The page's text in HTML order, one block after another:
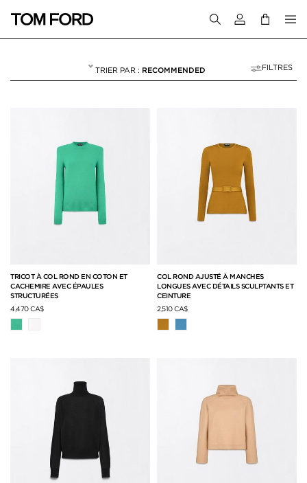
Connectez-
RECOMMENDED FILTRES
TRICOT À COL ROND EN COTON ET
CACHEMIRE AVEC ÉPAULES
STRUCTURÉES
4,470 CA$
COL ROND AJUSTÉ À MANCHES
LONGUES AVEC DÉTAILS SCULPTANTS ET
CEINTURE
2,510 CA$